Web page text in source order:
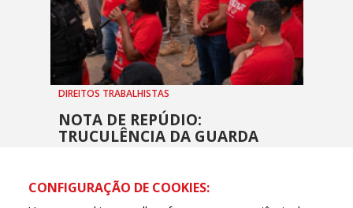
DIREITOS TRABALHISTAS
NOTA DE REPÚDIO:
TRUCULÊNCIA DA GUARDA
11 MAIO, 2026 - 11H22
CONFIGURAÇÃO DE COOKIES: